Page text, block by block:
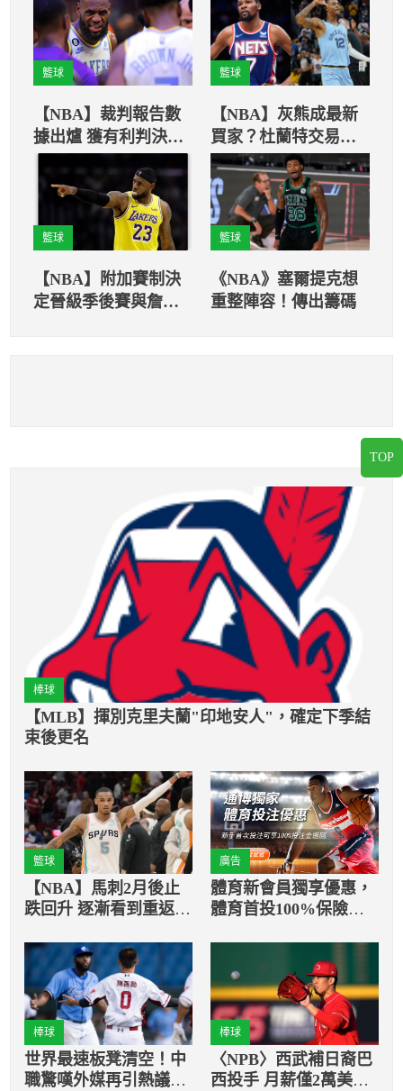
籃球
【NBA】裁判報告數
據出爐 獲有利判決竟
也是這隊！
籃球
【NBA】灰熊成最新
買家？杜蘭特交易案
又傳新消息
籃球
【NBA】附加賽制決
定晉級季後賽與詹皇
籃球
《NBA》塞爾提克想
重整陣容！傳出籌碼
棒球
【MLB】揮別克里夫蘭"印地安人"，確定下季結
束後更名
籃球
【NBA】馬刺2月後止
跌回升 逐漸看到重返季
廣告
體育新會員獨享優惠，
體育首投100%保險返
棒球
世界最速板凳清空！中
職驚嘆外媒再引熱議，
棒球
〈NPB〉西武補日裔巴
西投手 月薪僅2萬美
TOP